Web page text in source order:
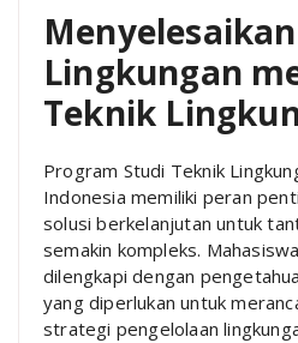
Lingkungan
Teknik
Program Studi Teknik
Indonesia memiliki peran
solusi berkelanjutan untuk
semakin kompleks.
dilengkapi dengan
yang diperlukan untuk
strategi pengelolaan